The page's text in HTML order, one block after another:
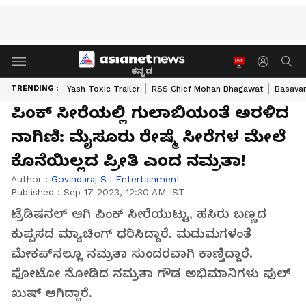
ಕನ್ನಡ
TRENDING : Yash Toxic Trailer RSS Chief Mohan Bhagawat
ಪಿಂಕ್‌ ಸೀರೆಯಲ್ಲಿ ಗುಲಾಬಿಯಂತೆ ಅರಳಿದ
ನಾಗಿಣಿ: ಮೈಸೂರು ರೇಷ್ಮೆ ಸೀರೆಗಳ ಮೇಲೆ
ಕೊನೆಯಿಲ್ಲದ ಪ್ರೀತಿ ಎಂದ ನಮ್ರತಾ!
Author : Govindaraj S | Entertainment
Published : Sep 17 2023, 12:30 AM IST
ಟ್ರೆಡಿಷನಲ್‌ ಆಗಿ ಪಿಂಕ್‌ ಸೀರೆಯುಟ್ಟು, ಹಸಿರು ಬಣ್ಣದ
ಕುಪ್ಪಸದ ಮ್ಯಾಚಿಂಗ್ ಧರಿಸಿದ್ದಾರೆ. ಮದುಮಗಳಂತೆ
ಮೇಕಪ್​ನಲ್ಲೂ ನಮ್ರತಾ ಸುಂದರವಾಗಿ ಕಾಣ್ತಿದ್ದಾರೆ.
ಫೋಟೋ ನೋಡಿದ ನಮ್ರತಾ ಗೌಡ ಅಭಿಮಾನಿಗಳು​ ಫುಲ್
ಖುಷ್​ ಆಗಿದ್ದಾರೆ.